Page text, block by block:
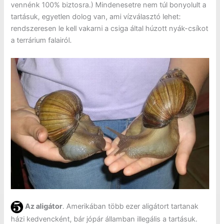
vennénk 100% biztosra.) Mindenesetre nem túl bonyolult a
tartásuk, egyetlen dolog van, ami vízválasztó lehet:
rendszeresen le kell vakarni a csiga által húzott nyák-csíkot
a terrárium falairól.
Az aligátor. Amerikában több ezer aligátort tartanak
házi kedvencként, bár jópár államban illegális a tartásuk.